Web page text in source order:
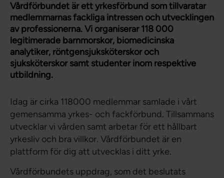
Vårdförbundet är ett yrkesförbund som tillvaratar
medlemmarnas fackliga intressen och utvecklingen
av professionerna. Vi organiserar 118 000
legitimerade barnmorskor, biomedicinska
analytiker, röntgensjuksköterskor och
sjuksköterskor samt studenter inom respektive
utbildning.
Idag är cirka 118000 medlemmar samlade i vårt
gemensamma yrkes- och fackförbund. Tillsammans
utvecklar vi vården samt arbetar för ett hållbart
yrkesliv och bra villkor. Vårdförbundet är en
plattform för dig att utvecklas i ditt yrke.
Vårdförbundets uppdrag, som det beslutats